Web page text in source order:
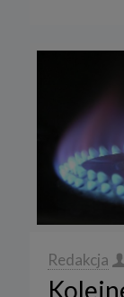
Redakcja